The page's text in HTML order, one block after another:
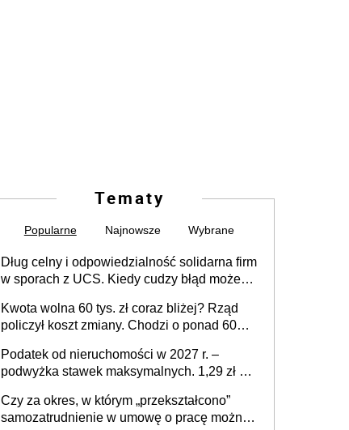
Tematy
Popularne Najnowsze Wybrane
Dług celny i odpowiedzialność solidarna firm
w sporach z UCS. Kiedy cudzy błąd może
Kwota wolna 60 tys. zł coraz bliżej? Rząd
policzył koszt zmiany. Chodzi o ponad 60
Podatek od nieruchomości w 2027 r. –
podwyżka stawek maksymalnych. 1,29 zł za
budynków i lokali związanych z
prowadzeniem działalności gospodarczej
Czy za okres, w którym „przekształcono”
samozatrudnienie w umowę o pracę można